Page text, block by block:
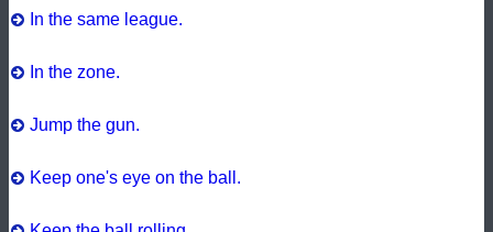
In the same league.
In the zone.
Jump the gun.
Keep one's eye on the ball.